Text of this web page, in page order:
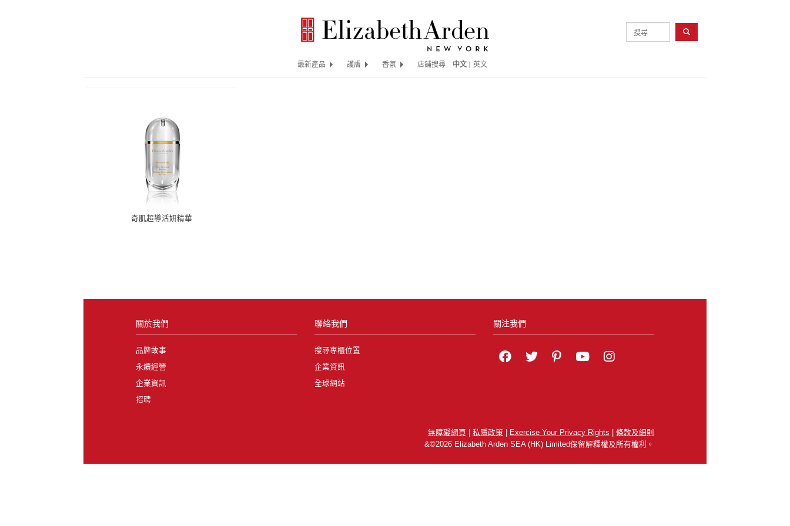
最新產品 護膚 香氛 店鋪搜尋 中文| 英文
奇肌超導活妍精華
關於我們
品牌故事
永續經營
企業資訊
招聘
聯絡我們
搜尋專櫃位置
企業資訊
全球網站
關注我們
無障礙網頁 私隱政策 Exercise Your Privacy Rights
條款及細則
&©2026 Elizabeth Arden SEA (HK) Limited保留解釋權及所有權利。